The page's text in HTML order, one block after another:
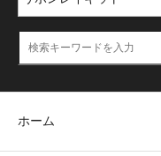
ホーム